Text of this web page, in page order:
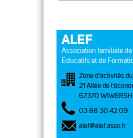
ALEF
Association familiale
Educatifs et de
Zone d’activités
21 Allée de
67370
03 88 30 42 09
alef@alef.asso.fr